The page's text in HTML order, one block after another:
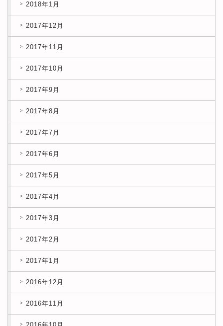
2018年1月
2017年12月
2017年11月
2017年10月
2017年9月
2017年8月
2017年7月
2017年6月
2017年5月
2017年4月
2017年3月
2017年2月
2017年1月
2016年12月
2016年11月